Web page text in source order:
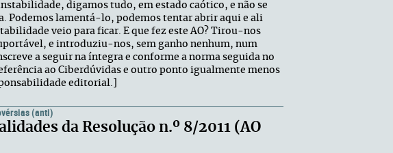
digamos tudo, em estado caótico, e não se
Podemos lamentá-lo, podemos tentar abrir aqui e ali
veio para ficar. E que fez este AO? Tirou-nos
e introduziu-nos, sem ganho nenhum, num
a seguir na íntegra e conforme a norma seguida no
ao Ciberdúvidas e outro ponto igualmente menos
editorial.]
(anti)
da Resolução n.º 8/2011 (AO